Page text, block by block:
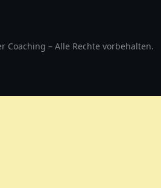
Coaching – Alle Rechte vorbehalten.